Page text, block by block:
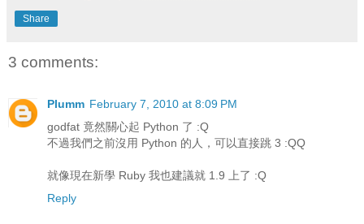
Share
3 comments:
Plumm February 7, 2010 at 8:09 PM
godfat 竟然關心起 Python 了 :Q
不過我們之前沒用 Python 的人，可以直接跳 3 :QQ
就像現在新學 Ruby 我也建議就 1.9 上了 :Q
Reply